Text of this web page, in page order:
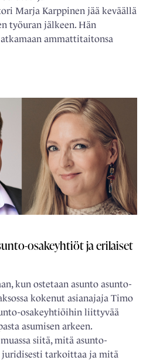
Marja Karppinen jää keväällä
työuran jälkeen. Hän
ammattitaitonsa
osakeyhtiöt ja erilaiset
kun ostetaan asunto asunto-
kokenut asianajaja Timo
osakeyhtiöihin liittyvää
asumisen arkeen.
siitä, mitä asunto-
juridisesti tarkoittaa ja mitä